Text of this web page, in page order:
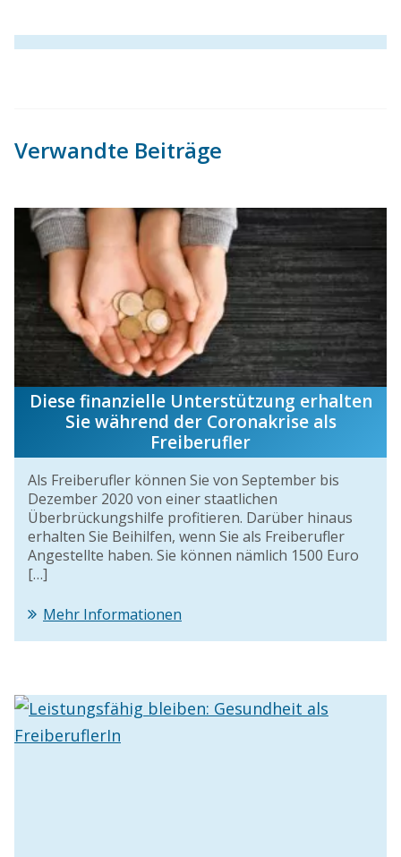
Verwandte Beiträge
Diese finanzielle Unterstützung erhalten
Sie während der Coronakrise als
Freiberufler
Als Freiberufler können Sie von September bis
Dezember 2020 von einer staatlichen
Überbrückungshilfe profitieren. Darüber hinaus
erhalten Sie Beihilfen, wenn Sie als Freiberufler
Angestellte haben. Sie können nämlich 1500 Euro
[…]
Mehr Informationen